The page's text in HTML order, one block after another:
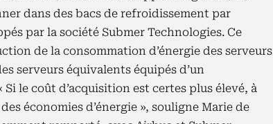
dans des bacs de refroidissement par
par la société Submer Technologies. Ce
de la consommation d’énergie des serveurs
serveurs équivalents équipés d’un
le coût d’acquisition est certes plus élevé, à
économies d’énergie », souligne Marie de